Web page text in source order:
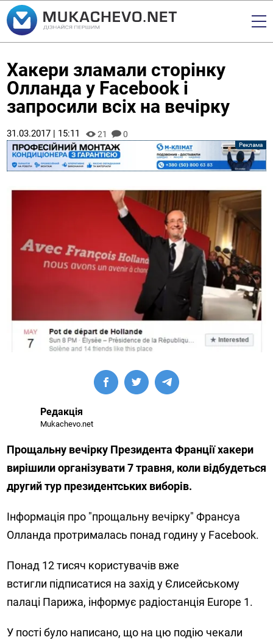
Хакери зламали сторінку
Олланда у Facebook і
запросили всіх на вечірку
31.03.2017 | 15:11 21 0
Редакція
Mukachevo.net
Прощальну вечірку Президента Франції хакери
вирішили організувати 7 травня, коли відбудеться
другий тур президентських виборів.
Інформація про "прощальну вечірку" Франсуа
Олланда протрималась понад годину у Facebook.
Понад 12 тисяч користувачів вже
встигли підписатися на захід у Єлисейському
палаці Парижа, інформує радіостанція Europe 1.
У пості було написано, що на цю подію чекали